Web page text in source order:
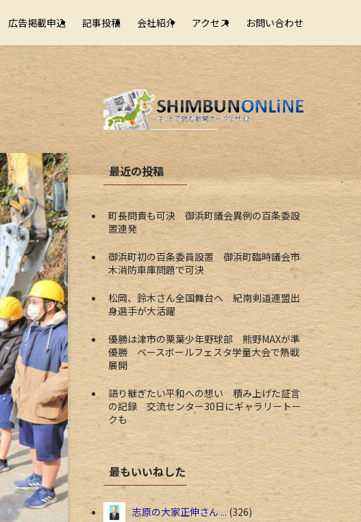
広告掲載申込 記事投稿 会社紹介 アクセス お問い合わせ
最近の投稿
町長問責も可決 御浜町議会異例の百条委設
置連発
御浜町初の百条委員設置 御浜町臨時議会市
木消防車庫問題で可決
松岡、鈴木さん全国舞台へ 紀南剣道連盟出
身選手が大活躍
優勝は津市の栗葉少年野球部 熊野MAXが準
優勝 ベースボールフェスタ学童大会で熱戦
展開
語り継ぎたい平和への想い 積み上げた証言
の記録 交流センター30日にギャラリートー
クも
最もいいねした
志原の大家正伸さん ... 326